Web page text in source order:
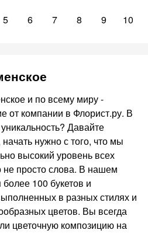
5 6 7 8 9 10
и по всему миру -
от компании в Флорист.ру. В
Давайте
нужно с того, что мы
высокий уровень всех
просто слова. В нашем
более 100 букетов и
в разных стилях и
цветов. Вы всегда
цветочную композицию на